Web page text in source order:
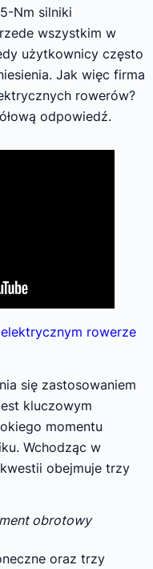
Nm silniki
wszystkim w
użytkownicy często
Jak więc firma
rowerów?
odpowiedź.
rowerze
się zastosowaniem
kluczowym
momentu
Wchodząc w
obejmuje trzy
obrotowy
oraz trzy